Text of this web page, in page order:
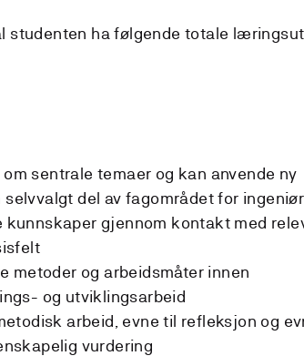
studenten ha følgende totale
sentrale temaer og kan anvende ny
selvvalgt del av fagområdet for
kunnskaper gjennom kontakt med
metoder og arbeidsmåter innen
og utviklingsarbeid
arbeid, evne til refleksjon og
vurdering